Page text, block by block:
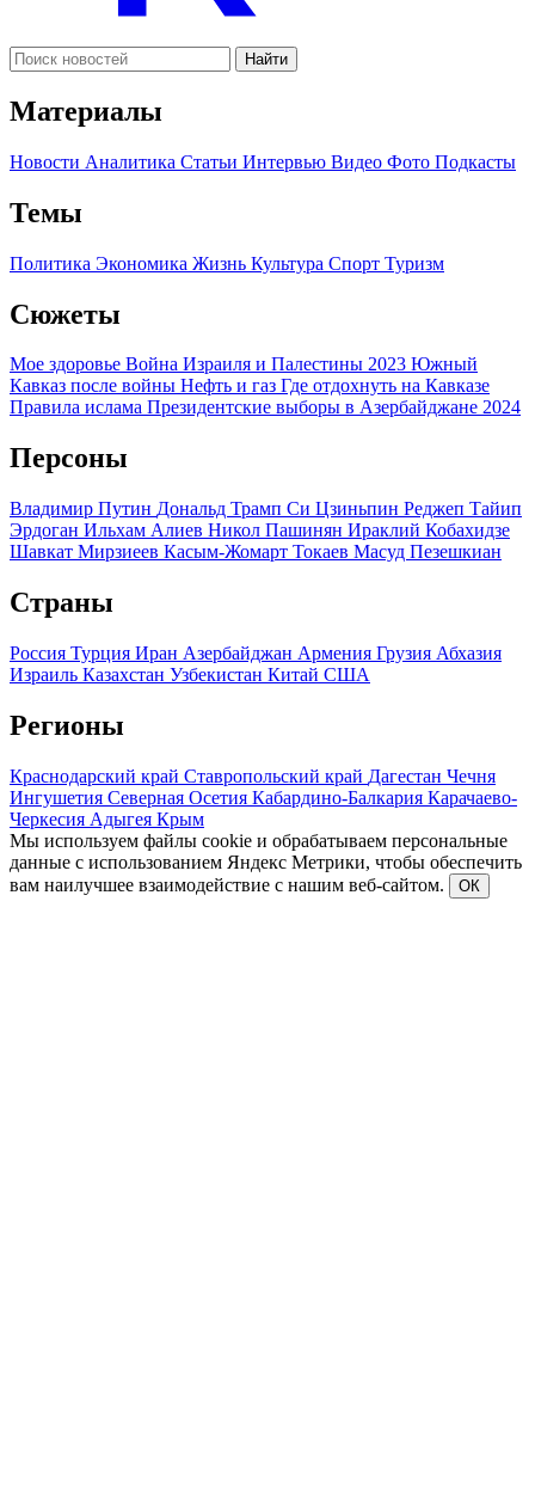
Найти
Материалы
Новости Аналитика Статьи Интервью Видео Фото Подкасты
Темы
Политика Экономика Жизнь Культура Спорт Туризм
Сюжеты
Мое здоровье Война Израиля и Палестины 2023 Южный
Кавказ после войны Нефть и газ Где отдохнуть на Кавказе
Правила ислама Президентские выборы в Азербайджане 2024
Персоны
Владимир Путин Дональд Трамп Си Цзиньпин Реджеп Тайип
Эрдоган Ильхам Алиев Никол Пашинян Ираклий Кобахидзе
Шавкат Мирзиеев Касым-Жомарт Токаев Масуд Пезешкиан
Страны
Россия Турция Иран Азербайджан Армения Грузия Абхазия
Израиль Казахстан Узбекистан Китай США
Регионы
Краснодарский край Ставропольский край Дагестан Чечня
Ингушетия Северная Осетия Кабардино-Балкария Карачаево-
Черкесия Адыгея Крым
Мы используем файлы cookie и обрабатываем персональные
данные с использованием Яндекс Метрики, чтобы обеспечить
вам наилучшее взаимодействие с нашим веб-сайтом.
ОК